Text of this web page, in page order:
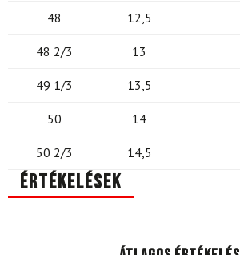
48 12,5
48 2/3 13
49 1/3 13,5
50 14
50 2/3 14,5
Értékelések